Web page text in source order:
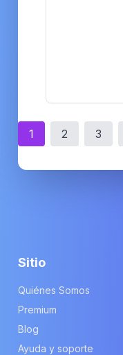
1 2 3
Sitio
Quiénes Somos
Premium
Blog
Ayuda y soporte